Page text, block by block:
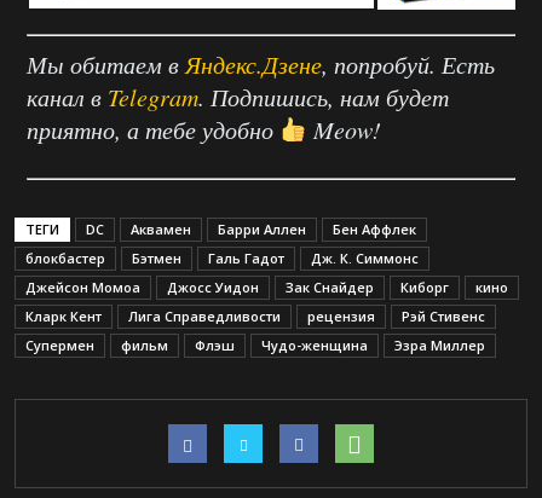
Мы обитаем в Яндекс.Дзене, попробуй. Есть
канал в Telegram. Подпишись, нам будет
приятно, а тебе удобно
Meow!
ТЕГИ DC Аквамен Барри Аллен
Бен Аффлек
блокбастер
Бэтмен Галь Гадот
Дж. К. Симмонс
Джейсон Момоа
Джосс Уидон Зак Снайдер Киборг
кино
Кларк Кент
Лига Справедливости рецензия
Рэй Стивенс
Супермен
фильм Флэш Чудо-женщина Эзра Миллер